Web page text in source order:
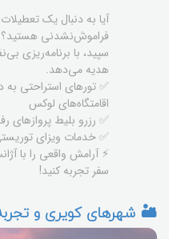
آیا به دنبال یک
فراموش‌نشدنی هستید؟
سپید، با برنامه‌ریزی
هدیه می‌دهد.
✅ تورهای استراحتی به
اقامتگاه‌های لوکس
✅ رزرو بلیط
✅ خدمات ویزای
⚡ آرامش واقعی را با
سفر تجربه کنید!
🏜️ شهرهای کویری و